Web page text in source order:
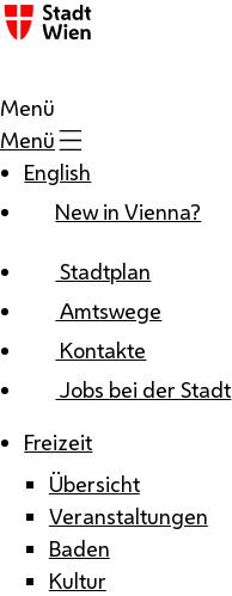
Zum Inhalt
Menü
Menü
English
New in Vienna?
Stadtplan
Amtswege
Kontakte
Jobs bei der Stadt
Freizeit
Übersicht
Veranstaltungen
Baden
Kultur